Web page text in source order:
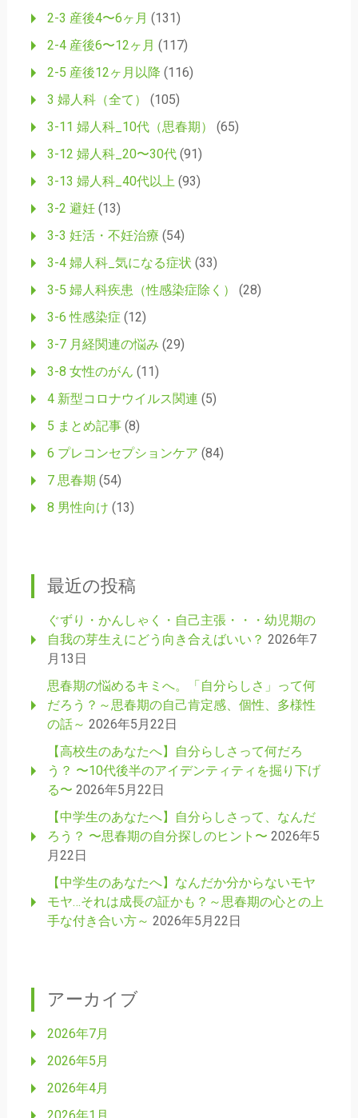
2-3 産後4〜6ヶ月 (131)
2-4 産後6〜12ヶ月 (117)
2-5 産後12ヶ月以降 (116)
3 婦人科（全て）
(105)
3-11 婦人科_10代（思春期）
(65)
3-12 婦人科_20〜30代(91)
3-13 婦人科_40代以上 (93)
3-2 避妊(13)
3-3 妊活・不妊治療 (54)
3-4 婦人科_気になる症状 (33)
3-5 婦人科疾患（性感染症除く）
(28)
3-6 性感染症 (12)
3-7 月経関連の悩み (29)
3-8 女性のがん (11)
4 新型コロナウイルス関連 (5)
5 まとめ記事(8)
6 プレコンセプションケア (84)
7 思春期 (54)
8 男性向け (13)
最近の投稿
ぐずり・かんしゃく・自己主張・・・幼児期の
自我の芽生えにどう向き合えばいい？ 2026年7
月13日
思春期の悩めるキミへ。「自分らしさ」って何
だろう？～思春期の自己肯定感、個性、多様性
の話～ 2026年5月22日
【高校生のあなたへ】自分らしさって何だろ
う？ 〜10代後半のアイデンティティを掘り下げ
る〜 2026年5月22日
【中学生のあなたへ】自分らしさって、なんだ
ろう？ 〜思春期の自分探しのヒント〜 2026年5
月22日
【中学生のあなたへ】なんだか分からないモヤ
モヤ…それは成長の証かも？～思春期の心との上
手な付き合い方～ 2026年5月22日
アーカイブ
2026年7月
2026年5月
2026年4月